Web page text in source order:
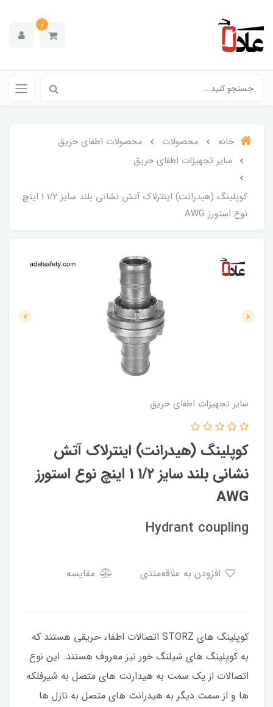
0
خانه محصولات
محصولات اطفای حریق
سایر تجهیزات اطفای حریق
کوپلینگ (هیدرانت) اینترلاک آتش نشانی بلند سایز 1/2 1 اینچ
نوع استورز AWG
سایر تجهیزات اطفای حریق
کوپلینگ (هیدرانت) اینترلاک آتش
نشانی بلند سایز 1/2 1 اینچ نوع استورز
AWG
Hydrant coupling
مقایسه
کوپلینگ های STORZ اتصالات اطفاء حریقی هستند که
به کوپلینگ های شیلنگ خور نیز معروف هستند. این نوع
اتصالات از یک سمت به هیدارنت های متصل به شیرفلکه
ها و از سمت دیگر به هیدرانت های متصل به نازل ها